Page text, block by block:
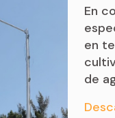
En
en
de